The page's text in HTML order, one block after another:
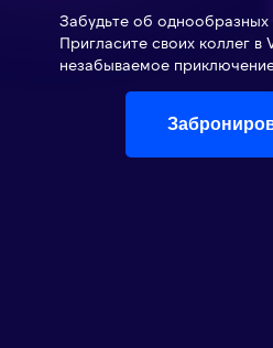
Забудьте об однообразных
Пригласите своих коллег в
незабываемое